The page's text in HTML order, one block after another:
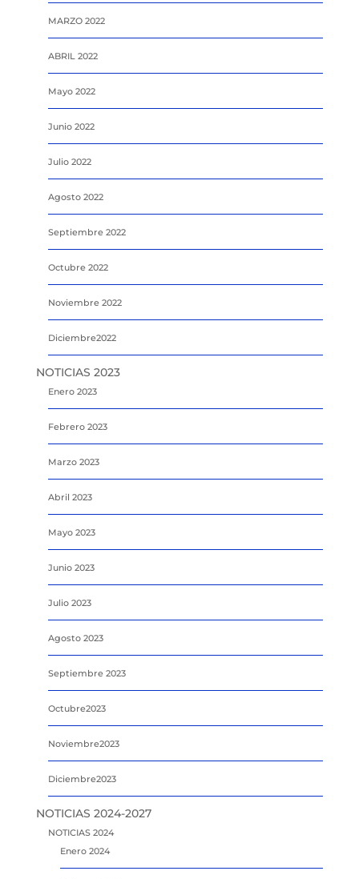
MARZO 2022
ABRIL 2022
Mayo 2022
Junio 2022
Julio 2022
Agosto 2022
Septiembre 2022
Octubre 2022
Noviembre 2022
Diciembre2022
NOTICIAS 2023
Enero 2023
Febrero 2023
Marzo 2023
Abril 2023
Mayo 2023
Junio 2023
Julio 2023
Agosto 2023
Septiembre 2023
Octubre2023
Noviembre2023
Diciembre2023
NOTICIAS 2024-2027
NOTICIAS 2024
Enero 2024